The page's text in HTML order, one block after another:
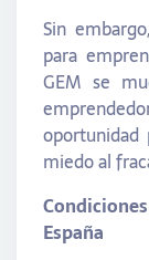
Sin
para
GEM se
oportunidad
miedo al
España